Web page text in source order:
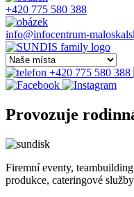
+420 775 580 388
info@infocentrum-
+420 775 580 388
Provozuje
Firemní eventy,
produkce, cateringové